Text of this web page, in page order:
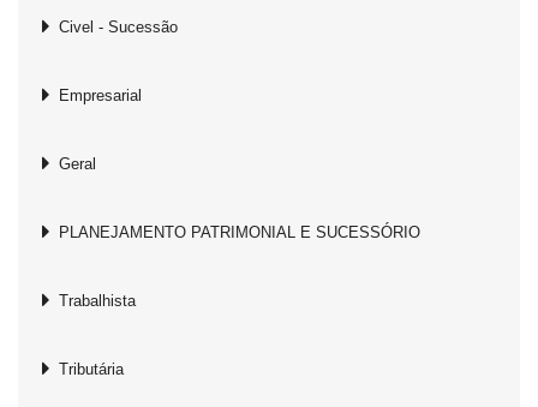
Civel - Sucessão
Empresarial
Geral
PLANEJAMENTO PATRIMONIAL E SUCESSÓRIO
Trabalhista
Tributária